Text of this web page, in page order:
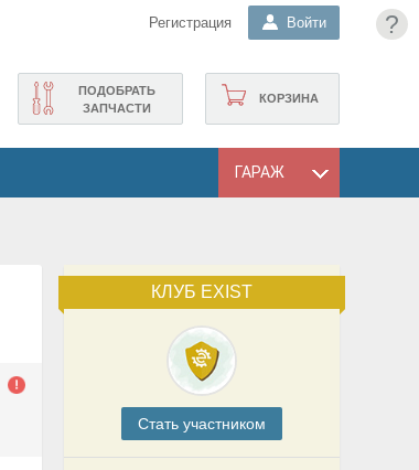
?
Регистрация Войти
КОРЗИНА
ПОДОБРАТЬ
ЗАПЧАСТИ
ГАРАЖ
КЛУБ EXIST
Cтать участником